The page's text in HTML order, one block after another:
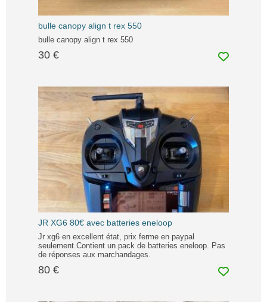
bulle canopy align t rex 550
bulle canopy align t rex 550
30 €
JR XG6 80€ avec batteries eneloop
Jr xg6 en excellent état, prix ferme en paypal
seulement.Contient un pack de batteries eneloop. Pas
de réponses aux marchandages.
80 €